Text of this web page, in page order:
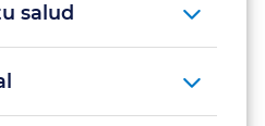
salud